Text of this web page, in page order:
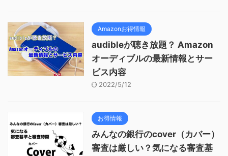
Amazonお得情報
audibleが聴き放題？ Amazon
オーディブルの最新情報とサー
ビス内容
2022/5/12
お得情報
みんなの銀行のcover（カバー）
審査は厳しい？気になる審査基